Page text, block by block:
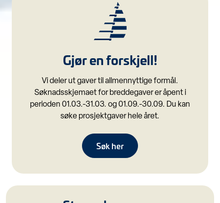
Gjør en forskjell!
Vi deler ut gaver til allmennyttige formål.
Søknadsskjemaet for breddegaver er åpent i
perioden 01.03.-31.03. og 01.09.-30.09. Du kan
søke prosjektgaver hele året.
Søk her